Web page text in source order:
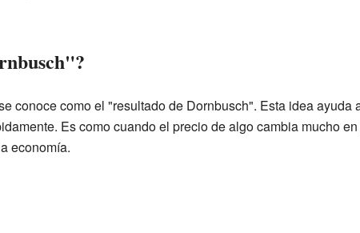
conoce como el "resultado de Dornbusch". Esta idea ayuda
Es como cuando el precio de algo cambia mucho
economía.